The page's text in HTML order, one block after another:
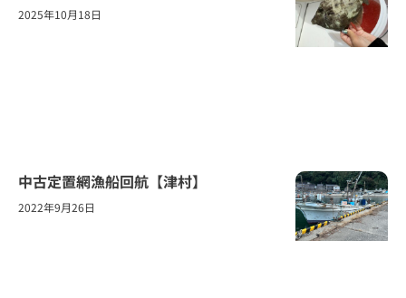
2025年10月18日
中古定置網漁船回航【津村】
2022年9月26日